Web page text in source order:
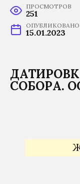
ПРОСМОТРОВ
251
ОПУБЛИКОВАНО
15.01.2023
СОБОРА.